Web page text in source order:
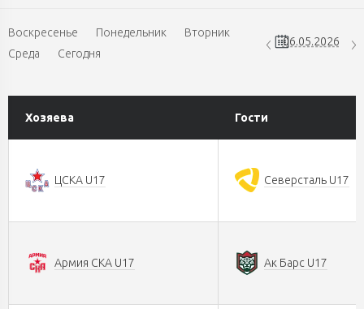
Воскресенье Понедельник
Вторник
Среда
Сегодня
Хозяева Гости
ЦСКА U17 Северсталь U17
Армия СКА U17 Ак Барс U17